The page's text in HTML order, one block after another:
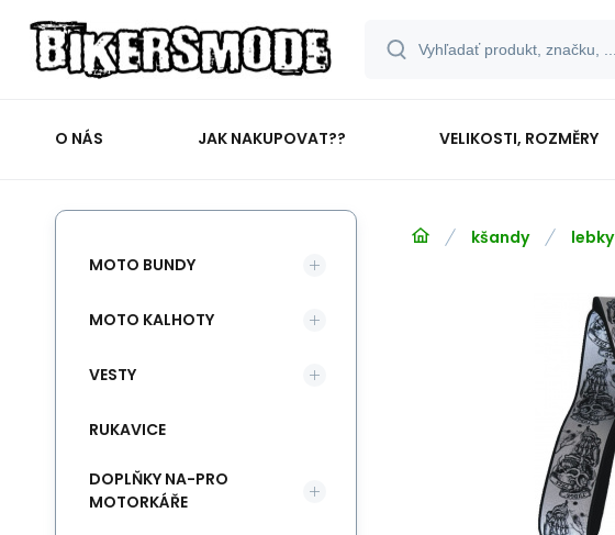
O NÁS JAK NAKUPOVAT?? VELIKOSTI, ROZMĚRY
kšandy lebky
MOTO BUNDY
MOTO KALHOTY
VESTY
RUKAVICE
DOPLŇKY NA-PRO
MOTORKÁŘE